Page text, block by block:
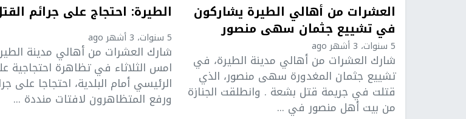
العشرات من أهالي الطيرة يشاركون
في تشييع جثمان سهى منصور
5 سنوات، 3 أشهر ago
شارك العشرات من أهالي مدينة الطيرة، في
تشييع جثمان المغدورة سهى منصور، الذي
قتلت في جريمة قتل بشعة . وانطلقت الجنازة
من بيت أهل منصور في ...
الطيرة: احتجاج على جرائم
5 سنوات، 3 أشهر ago
شارك العشرات من أهالي مدينة
امس الثلاثاء في تظاهرة احتجاجية
الرئيسي أمام البلدية، احتجاجا على
ورفع المتظاهرون لافتات منددة ...